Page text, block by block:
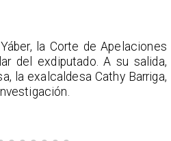
la Corte de Apelaciones
del exdiputado. A su salida,
la exalcaldesa Cathy Barriga,